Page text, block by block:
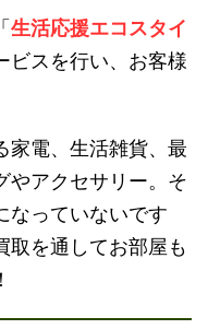
新十津川不用品回収
帯広・十勝不用品回収
生活応援エコスタイ
ビスを行い、お客様
家電、生活雑貨、最
やアクセサリー。そ
なっていないです
取を通してお部屋も